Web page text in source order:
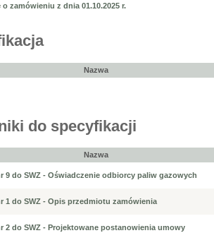
o zamówieniu z dnia 01.10.2025 r.
Nazwa
do specyfikacji
Nazwa
9 do SWZ - Oświadczenie odbiorcy paliw gazowych
1 do SWZ - Opis przedmiotu zamówienia
2 do SWZ - Projektowane postanowienia umowy